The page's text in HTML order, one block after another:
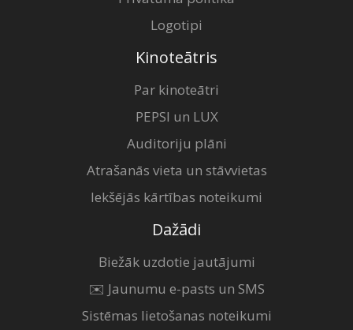
Logotipi
Kinoteātris
Par kinoteātri
PEPSI un LUX
Auditoriju plāni
Atrašanās vieta un stāvvietas
Iekšējās kārtības noteikumi
Dažādi
Biežāk uzdotie jautājumi
✉️ Jaunumu e-pasts un SMS
Sistēmas lietošanas noteikumi